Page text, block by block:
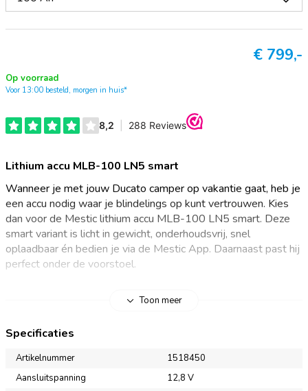
€ 799,-
Op voorraad
Voor 13:00 besteld, morgen in huis*
Lithium accu MLB-100 LN5 smart
Wanneer je met jouw Ducato camper op vakantie gaat, heb je
een accu nodig waar je blindelings op kunt vertrouwen. Kies
dan voor de Mestic lithium accu MLB-100 LN5 smart. Deze
smart variant is licht in gewicht, onderhoudsvrij, snel
oplaadbaar én bedien je via de Mestic App. Daarnaast past hij
perfect onder de voorstoel.
Lithium accu met Battery Management System
Gebruik de Mestic lithium accu MLB-100 LN5 smart als
boordaccu, voor je caravan mover of om je elektronische
kampeerapparaten op te laden. Lithium accu’s beschikken over
een Battery Management System die alle vitale functies van
Toon meer
Specificaties
Artikelnummer
1518450
Aansluitspanning
12,8 V